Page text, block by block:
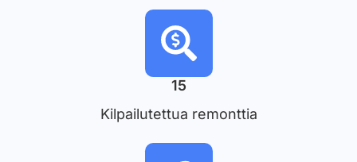
15
Kilpailutettua remonttia